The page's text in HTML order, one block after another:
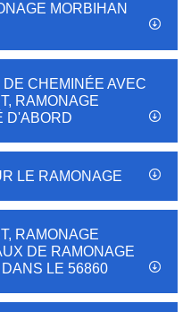
MORBIHAN
CHEMINÉE AVEC
RAMONAGE
D'ABORD
LE RAMONAGE
RAMONAGE
DE RAMONAGE
LE 56860